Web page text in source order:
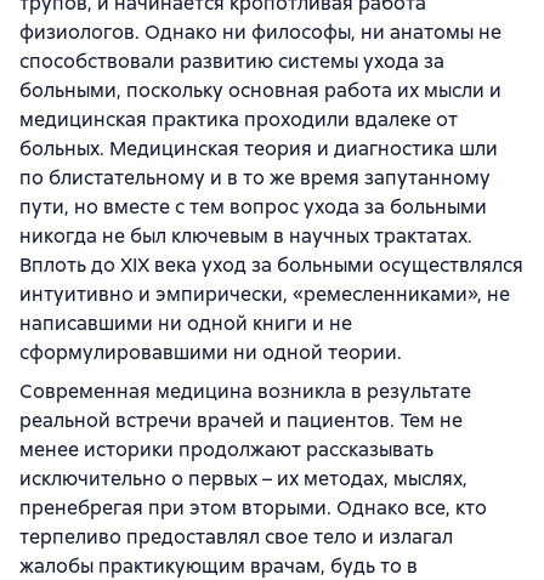
физиологов. Однако ни философы, ни анатомы не
способствовали развитию системы ухода за
больными, поскольку основная работа их мысли и
медицинская практика проходили вдалеке от
больных. Медицинская теория и диагностика шли
по блистательному и в то же время запутанному
пути, но вместе с тем вопрос ухода за больными
никогда не был ключевым в научных трактатах.
Вплоть до XIX века уход за больными осуществлялся
интуитивно и эмпирически, «ремесленниками», не
написавшими ни одной книги и не
сформулировавшими ни одной теории.
Современная медицина возникла в результате
реальной встречи врачей и пациентов. Тем не
менее историки продолжают рассказывать
исключительно о первых – их методах, мыслях,
пренебрегая при этом вторыми. Однако все, кто
терпеливо предоставлял свое тело и излагал
жалобы практикующим врачам, будь то в